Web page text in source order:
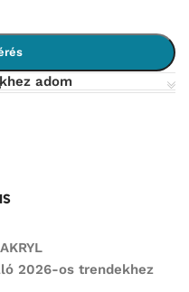
adom
2026-os trendekhez